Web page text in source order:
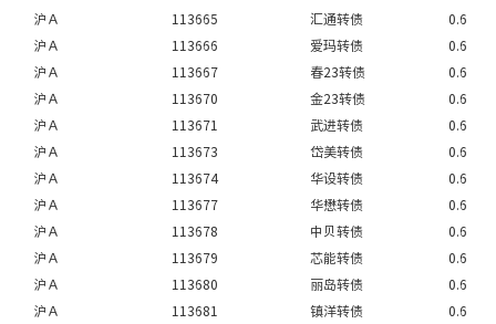
沪Ａ
113665 汇通转债
0.6
沪Ａ
113666 爱玛转债
0.6
沪Ａ
113667 春23转债
0.6
沪Ａ
113670 金23转债
0.6
沪Ａ
113671 武进转债
0.6
沪Ａ
113673 岱美转债
0.6
沪Ａ
113674 华设转债
0.6
沪Ａ
113677 华懋转债
0.6
沪Ａ
113678 中贝转债
0.6
沪Ａ
113679 芯能转债
0.6
沪Ａ
113680 丽岛转债
0.6
沪Ａ
113681 镇洋转债
0.6